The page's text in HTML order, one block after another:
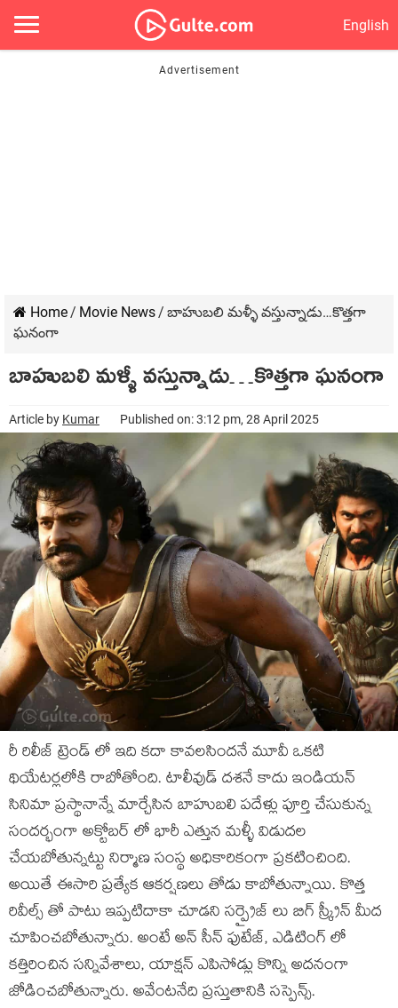
English
Home/ Movie News/ బాహుబలి మళ్ళీ వస్తున్నాడు…కొత్తగా
ఘనంగా
బాహుబలి మళ్ళీ వస్తున్నాడు…కొత్తగా ఘనంగా
Article by Kumar Published on: 3:12 pm, 28 April 2025
రీ రిలీజ్ ట్రెండ్ లో ఇది కదా కావలసిందనే మూవీ ఒకటి
థియేటర్లలోకి రాబోతోంది. టాలీవుడ్ దశనే కాదు ఇండియన్
సినిమా ప్రస్థానాన్నే మార్చేసిన బాహుబలి పదేళ్లు పూర్తి చేసుకున్న
సందర్భంగా అక్టోబర్ లో భారీ ఎత్తున మళ్ళీ విడుదల
చేయబోతున్నట్టు నిర్మాణ సంస్థ అధికారికంగా ప్రకటించింది.
అయితే ఈసారి ప్రత్యేక ఆకర్షణలు తోడు కాబోతున్నాయి. కొత్త
రివీల్స్ తో పాటు ఇప్పటిదాకా చూడని సర్ప్రైజ్ లు బిగ్ స్క్రీన్ మీద
చూపించబోతున్నారు. అంటే అన్ సీన్ ఫుటేజ్, ఎడిటింగ్ లో
కత్తిరించిన సన్నివేశాలు, యాక్షన్ ఎపిసోడ్లు కొన్ని అదనంగా
జోడించబోతున్నారు. అవేంటనేది ప్రస్తుతానికి సస్పెన్స్.